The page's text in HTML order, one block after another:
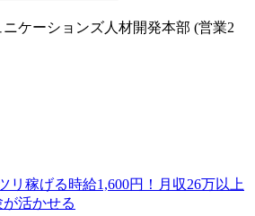
ケーションズ人材開発本部 (営業2
リ稼げる時給1,600円！月収26万以上
活かせる